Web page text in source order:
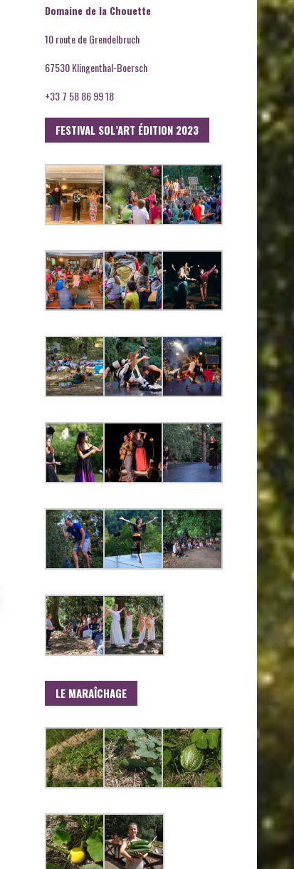
Domaine de la Chouette
10 route de Grendelbruch
67530 Klingenthal-Boersch
+33 7 58 86 99 18
FESTIVAL SOL’ART ÉDITION 2023
LE MARAÎCHAGE